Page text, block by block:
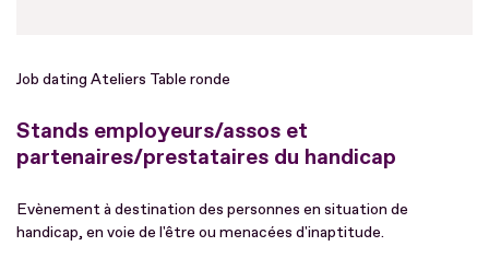
Job dating Ateliers Table ronde
Stands employeurs/assos et
partenaires/prestataires du handicap
Evènement à destination des personnes en situation de
handicap, en voie de l'être ou menacées d'inaptitude.